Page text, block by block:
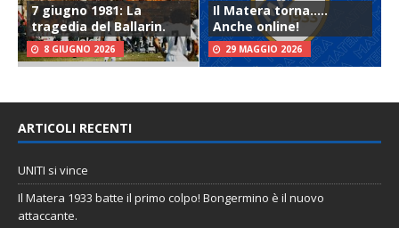
7 giugno 1981: La
tragedia del Ballarin.
8 GIUGNO 2026
Il Matera torna…..
Anche online!
29 MAGGIO 2026
ARTICOLI RECENTI
UNITI si vince
Il Matera 1933 batte il primo colpo! Bongermino è il nuovo
attaccante.